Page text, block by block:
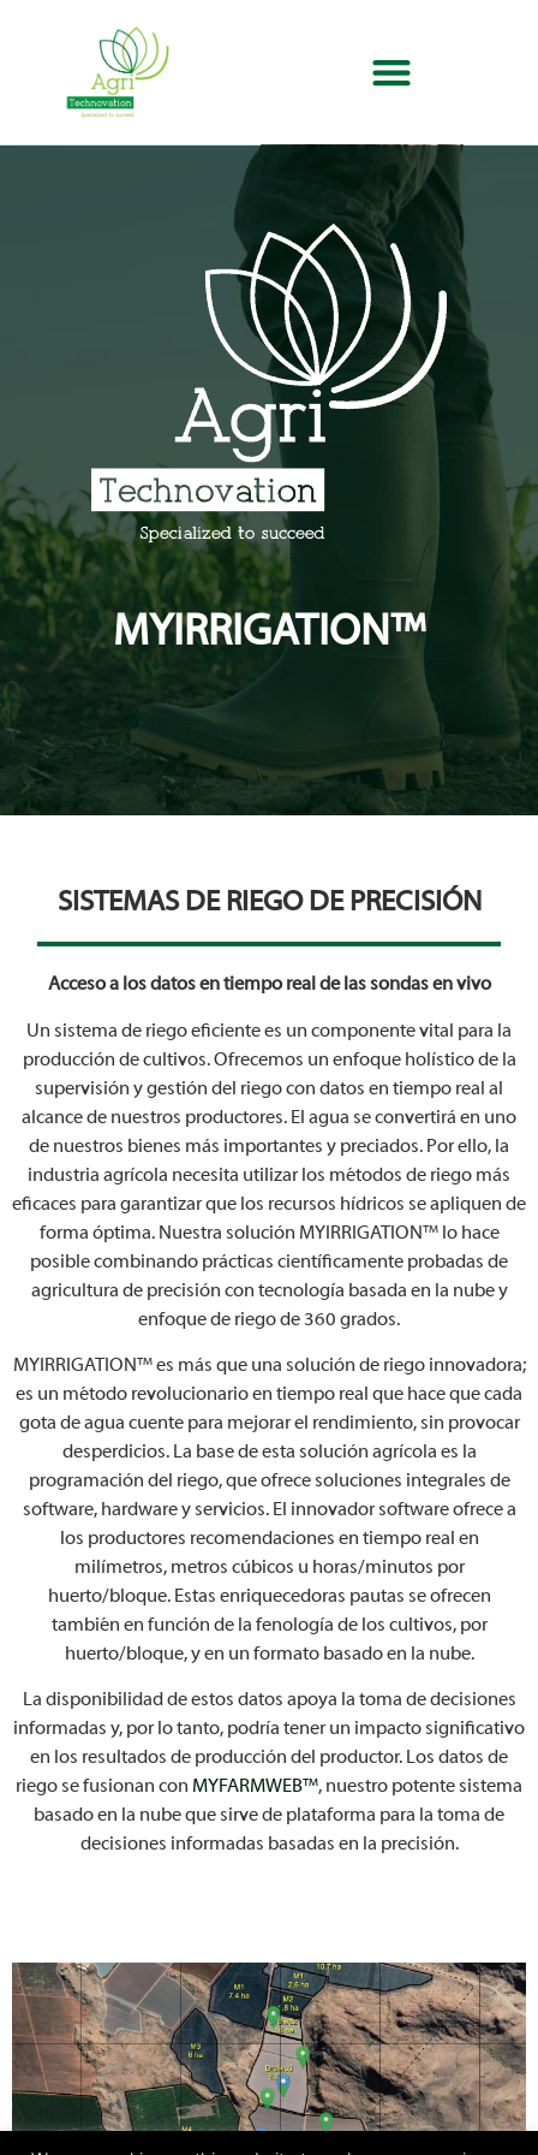
MYIRRIGATION™
SISTEMAS DE RIEGO DE PRECISIÓN
Acceso a los datos en tiempo real de las sondas en vivo
Un sistema de riego eficiente es un componente vital para la
producción de cultivos. Ofrecemos un enfoque holístico de la
supervisión y gestión del riego con datos en tiempo real al
alcance de nuestros productores. El agua se convertirá en uno
de nuestros bienes más importantes y preciados. Por ello, la
industria agrícola necesita utilizar los métodos de riego más
eficaces para garantizar que los recursos hídricos se apliquen de
forma óptima. Nuestra solución MYIRRIGATION™ lo hace
posible combinando prácticas científicamente probadas de
agricultura de precisión con tecnología basada en la nube y
enfoque de riego de 360 grados.
MYIRRIGATION™ es más que una solución de riego innovadora;
es un método revolucionario en tiempo real que hace que cada
gota de agua cuente para mejorar el rendimiento, sin provocar
desperdicios. La base de esta solución agrícola es la
programación del riego, que ofrece soluciones integrales de
software, hardware y servicios. El innovador software ofrece a
los productores recomendaciones en tiempo real en
milímetros, metros cúbicos u horas/minutos por
huerto/bloque. Estas enriquecedoras pautas se ofrecen
también en función de la fenología de los cultivos, por
huerto/bloque, y en un formato basado en la nube.
La disponibilidad de estos datos apoya la toma de decisiones
informadas y, por lo tanto, podría tener un impacto significativo
en los resultados de producción del productor. Los datos de
riego se fusionan con MYFARMWEB™, nuestro potente sistema
basado en la nube que sirve de plataforma para la toma de
decisiones informadas basadas en la precisión.